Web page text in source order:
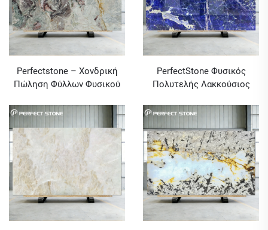
Perfectstone – Χονδρική
Πώληση Φύλλων Φυσικού
Pink Quartzite για Επένδυση
Τοίχων και Κατασκευή
Πάγκων
PerfectStone Φυσικός
Πολυτελής Λακκούσιος
για Βίλες και Ξενοδοχεία
Υψηλής Κατηγορίας